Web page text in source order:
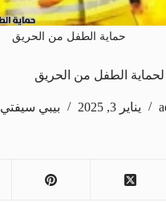
حماية الطفل من الحريق
يناير 3, 2025 بيبي سيفتي